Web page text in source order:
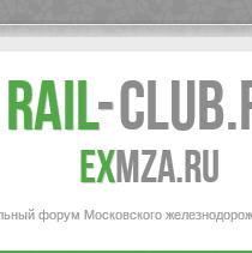
Rail-
exMZA.RU
форум Московского